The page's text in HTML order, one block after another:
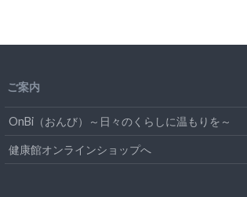
ご案内
OnBi（おんび）～日々のくらしに温もりを～
健康館オンラインショップへ